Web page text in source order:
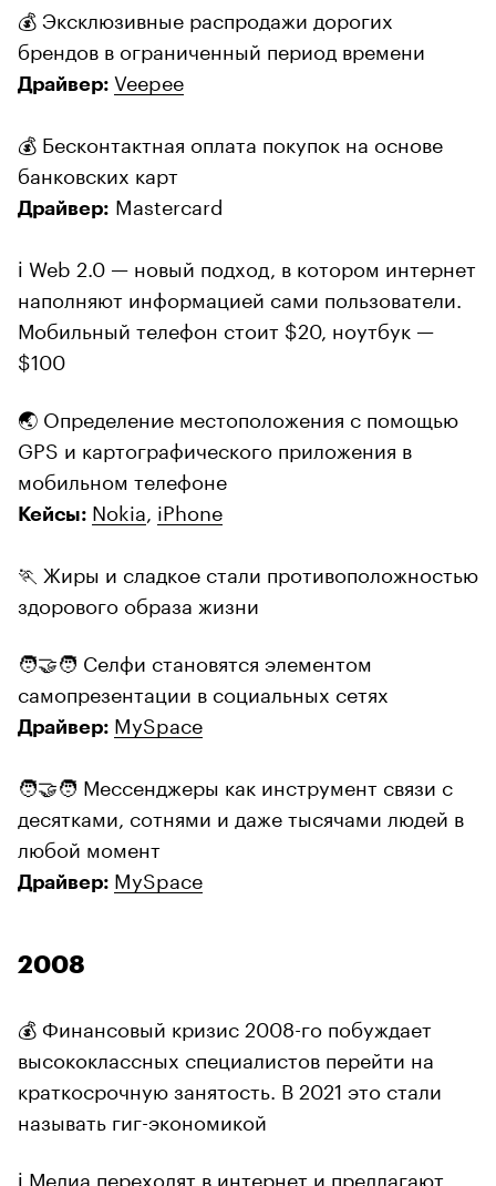
💰 Эксклюзивные распродажи дорогих
брендов в ограниченный период времени
Драйвер: Veepee
💰 Бесконтактная оплата покупок на основе
банковских карт
Драйвер: Mastercard
ℹ️ Web 2.0 — новый подход, в котором интернет
наполняют информацией сами пользователи.
Мобильный телефон стоит $20, ноутбук —
$100
🌏 Определение местоположения с помощью
GPS и картографического приложения в
мобильном телефоне
Кейсы: Nokia iPhone
🏃 Жиры и сладкое стали противоположностью
здорового образа жизни
🧑‍🤝‍🧑 Селфи становятся элементом
самопрезентации в социальных сетях
Драйвер: MySpace
🧑‍🤝‍🧑 Мессенджеры как инструмент связи с
десятками, сотнями и даже тысячами людей в
любой момент
Драйвер: MySpace
2008
💰 Финансовый кризис 2008-го побуждает
высококлассных специалистов перейти на
краткосрочную занятость. В 2021 это стали
называть гиг-экономикой
ℹ️ Медиа переходят в интернет и предлагают